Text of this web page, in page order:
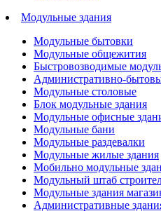
Модульные здания
Модульные бытовки
Модульные общежития
Быстровозводимые
Административно-
Модульные столовые
Блок модульные здания
Модульные офисные
Модульные бани
Модульные раздевалки
Модульные жилые здания
Мобильно модульные
Модульный штаб
Модульные здания
Административные